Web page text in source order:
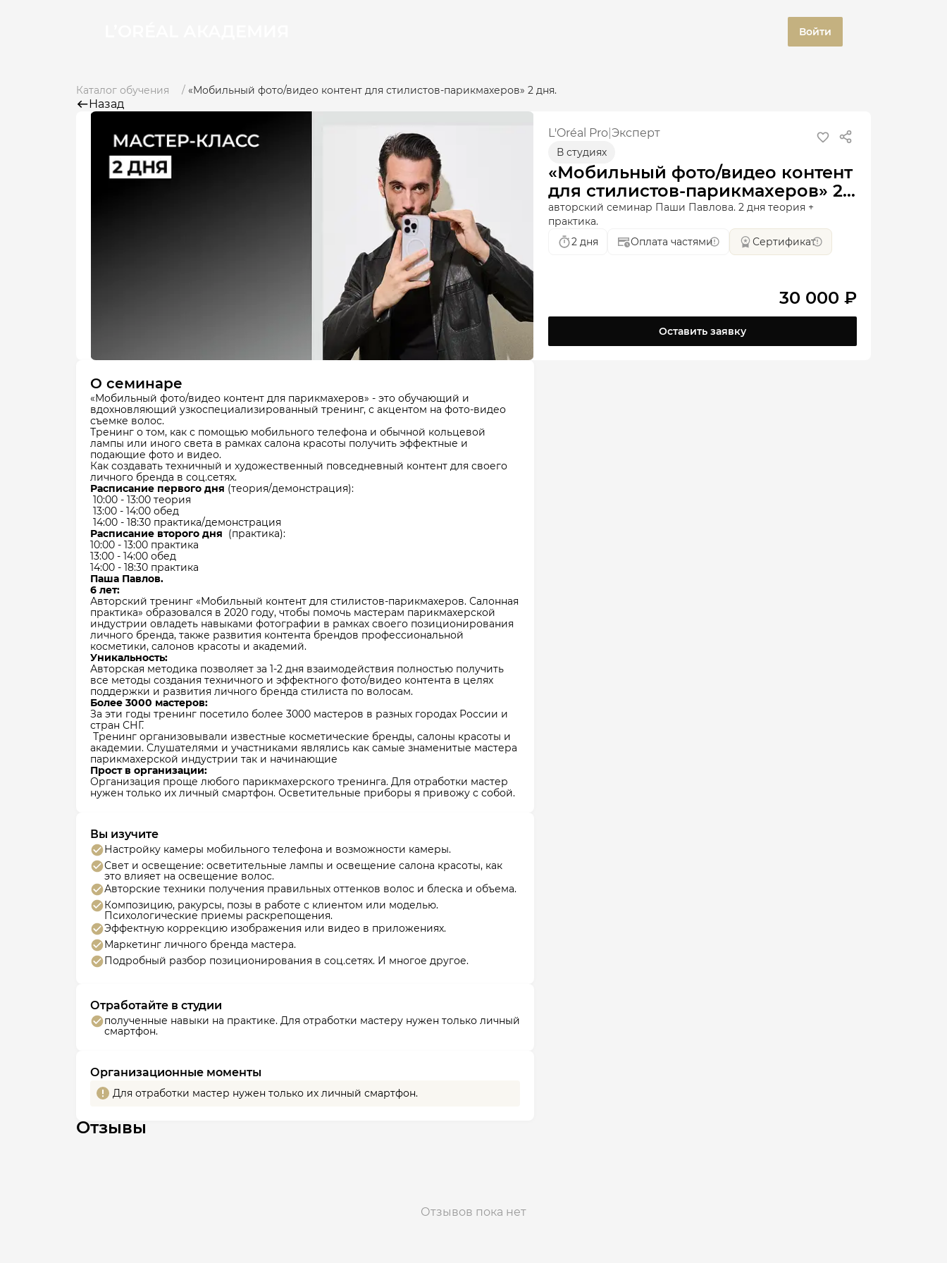
Войти
Каталог обучения «Мобильный фото/видео контент для стилистов-парикмахеров» 2 дня.
Назад
L'Oréal Pro Эксперт
В студиях
«Мобильный фото/видео контент
для стилистов-парикмахеров» 2
дня.
авторский семинар Паши Павлова. 2 дня теория +
практика.
2 дня
Оплата частями Сертификат
30 000 ₽
Оставить заявку
О семинаре
«Мобильный фото/видео контент для парикмахеров» - это обучающий и
вдохновляющий узкоспециализированный тренинг, с акцентом на фото-видео
съемке волос.
Тренинг о том, как с помощью мобильного телефона и обычной кольцевой
лампы или иного света в рамках салона красоты получить эффектные и
подающие фото и видео.
Как создавать техничный и художественный повседневный контент для своего
личного бренда в соц.сетях.
Расписание первого дня (теория/демонстрация):
10:00 - 13:00 теория
13:00 - 14:00 обед
14:00 - 18:30 практика/демонстрация
Расписание второго дня (практика):​
10:00 - 13:00 практика ​
13:00 - 14:00 обед​
14:00 - 18:30 практика
Паша Павлов.
6 лет:
Авторский тренинг «Мобильный контент для стилистов-парикмахеров. Салонная
практика» образовался в 2020 году, чтобы помочь мастерам парикмахерской
индустрии овладеть навыками фотографии в рамках своего позиционирования
личного бренда, также развития контента брендов профессиональной
косметики, салонов красоты и академий.
Уникальность:
Авторская методика позволяет за 1-2 дня взаимодействия полностью получить
все методы создания техничного и эффектного фото/видео контента в целях
поддержки и развития личного бренда стилиста по волосам.
Более 3000 мастеров:
За эти годы тренинг посетило более 3000 мастеров в разных городах России и
стран СНГ.
Тренинг организовывали известные косметические бренды, салоны красоты и
академии. Слушателями и участниками являлись как самые знаменитые мастера
парикмахерской индустрии так и начинающие
Прост в организации:
Организация проще любого парикмахерского тренинга. Для отработки мастер
нужен только их личный смартфон. Осветительные приборы я привожу с собой.
Вы изучите
Настройку камеры мобильного телефона и возможности камеры.
Свет и освещение: осветительные лампы и освещение салона красоты, как
это влияет на освещение волос.
Авторские техники получения правильных оттенков волос и блеска и объема.
Композицию, ракурсы, позы в работе с клиентом или моделью.
Психологические приемы раскрепощения.
Эффектную коррекцию изображения или видео в приложениях.
Маркетинг личного бренда мастера.
Подробный разбор позиционирования в соц.сетях. И многое другое.
Отработайте в студии
полученные навыки на практике. Для отработки мастеру нужен только личный
смартфон.
Организационные моменты
Для отработки мастер нужен только их личный смартфон.
Отзывы
Отзывов пока нет